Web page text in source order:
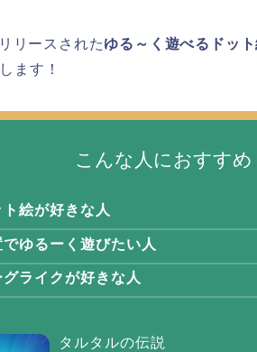
リースされたゆる～く遊べるドッ
ます！
こんな人におすすめ
ト絵が好きな 人
でゆるーく遊びたい人
グライクが好きな人
タルタルの伝説